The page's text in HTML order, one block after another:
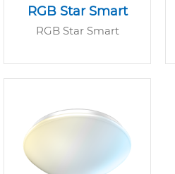
RGB Star Smart
RGB Star Smart